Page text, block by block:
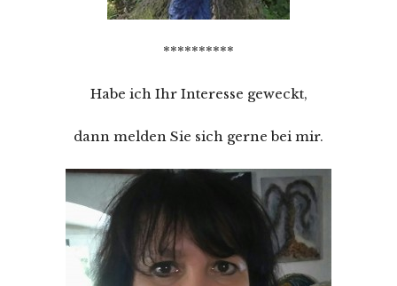
**********
Habe ich Ihr Interesse geweckt,
dann melden Sie sich gerne bei mir.